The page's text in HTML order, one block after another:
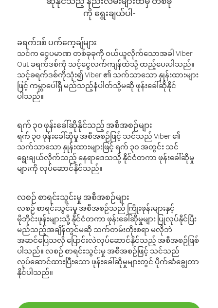
ကို ရွေးချယ်ပါ-
ခရက်ဒစ် ပက်ကေ့ချ်များ
သင်က ငွေပမာဏ တစ်ခုခုကို ဝယ်ယူလိုက်သောအခါ Viber
Out ခရက်ဒစ်ကို သင့်ငွေလက်ကျန်ထဲသို့ ထည့်ပေးပါသည်။
သင့်ခရက်ဒစ်ကိုသုံး၍ Viber ၏ သက်သာသော နှုန်းထားများ
ဖြင့် ကမ္ဘာပေါ်ရှိ မည်သည့်နံပါတ်သို့မဆို ဖုန်းခေါ်ဆိုနိုင်
ပါသည်။
ရက် ၃၀ ဖုန်းခေါ်ဆိုနိုင်သည့် အစီအစဉ်များ
ရက် ၃၀ ဖုန်းခေါ်ဆိုမှု အစီအစဉ်ဖြင့် သင်သည် Viber ၏
သက်သာသော နှုန်းထားများဖြင့် ရက် ၃၀ အတွင်း သင်
ရွေးချယ်လိုက်သည့် နေရာဒေသသို့ နိုင်ငံတကာ ဖုန်းခေါ်ဆိုမှု
များကို လုပ်ဆောင်နိုင်သည်။
လစဉ် စာရင်းသွင်းမှု အစီအစဉ်များ
လစဉ် စာရင်းသွင်းမှု အစီအစဉ်သည် ကြိုးဖုန်းများနှင့်
မိုဘိုင်းဖုန်းများသို့ နိုင်ငံတကာ ဖုန်းခေါ်ဆိုမှုများ ပြုလုပ်နိုင်ပြီး
မည်သည့်အချိန်တွင်မဆို သက်တမ်းတိုးစရာ မလိုဘဲ
အဆင်ပြေသလို ပြောင်းလဲလုပ်ဆောင်နိုင်သည့် အစီအစဉ်ဖြစ်
ပါသည်။ လစဉ် စာရင်းသွင်းမှု အစီအစဉ်ဖြင့် သင်သည်
လုပ်ဆောင်ထားပြီးသော ဖုန်းခေါ်ဆိုမှုများတွင် ပိုက်ဆံချွေတာ
နိုင်ပါသည်။